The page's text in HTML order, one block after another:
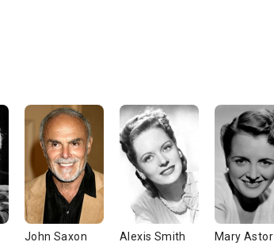
John Saxon Alexis Smith Mary Astor